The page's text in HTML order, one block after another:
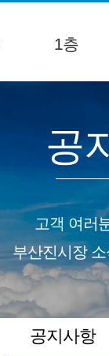
1층
공
고객 여러
부산진시장
공지사항